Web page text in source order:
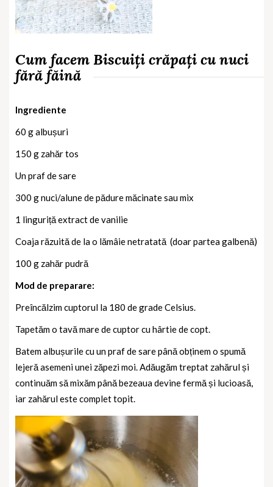
Cum facem Biscuiți crăpați cu nuci
fără făină
Ingrediente
60 g albușuri
150 g zahăr tos
Un praf de sare
300 g nuci/alune de pădure măcinate sau mix
1 linguriță extract de vanilie
Coaja răzuită de la o lămâie netratată (doar partea galbenă)
100 g zahăr pudră
Mod de preparare:
Preîncălzim cuptorul la 180 de grade Celsius.
Tapetăm o tavă mare de cuptor cu hârtie de copt.
Batem albușurile cu un praf de sare până obținem o spumă
lejeră asemeni unei zăpezi moi. Adăugăm treptat zahărul și
continuăm să mixăm până bezeaua devine fermă și lucioasă,
iar zahărul este complet topit.